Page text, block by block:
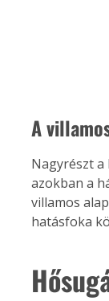
A
Nagyrészt
azokban a
villamos
hatásfoka